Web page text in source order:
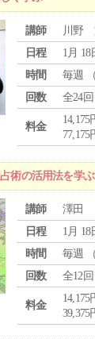
講師
川野
日程
1月 18
時間
毎週 （
回数
全24回
料金
77,175
術の活用法を学ぶ
講師
澤田
日程
1月 18
時間
毎週 （
回数
全12回
料金
39,375